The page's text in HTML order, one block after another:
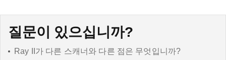
질문이 있으십니까?
Ray II가 다른 스캐너와 다른 점은 무엇입니까?